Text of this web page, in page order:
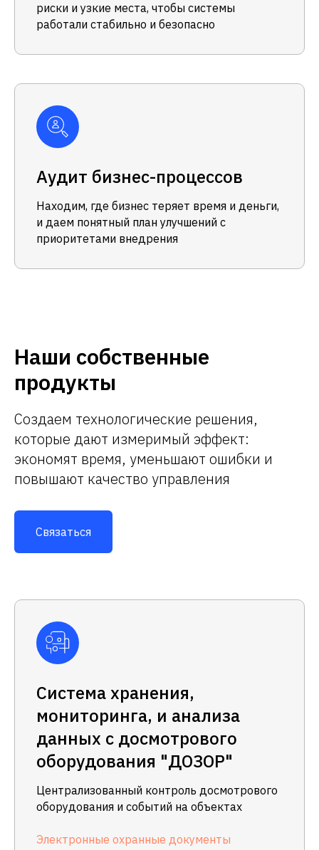
риски и узкие места, чтобы системы
работали стабильно и безопасно
Аудит бизнес-процессов
Находим, где бизнес теряет время и деньги,
и даем понятный план улучшений с
приоритетами внедрения
Наши собственные
продукты
Создаем технологические решения,
которые дают измеримый эффект:
экономят время, уменьшают ошибки и
повышают качество управления
Связаться
Система хранения,
мониторинга, и анализа
данных с досмотрового
оборудования "ДОЗОР"
Централизованный контроль досмотрового
оборудования и событий на объектах
Электронные охранные документы